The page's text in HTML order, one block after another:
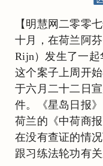
【明慧网二零零
十月，在荷兰阿芬
Rijn）发生了一起
这个案子上周开
于六月二十二日
件。《星岛日报
荷兰的《中荷商
在没有查证的情
跟习练法轮功有关